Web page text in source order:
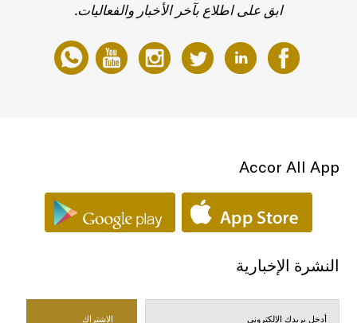
ابق على اطلاع بآخر الأخبار والفعاليات.
Accor All App
النشرة الإخبارية